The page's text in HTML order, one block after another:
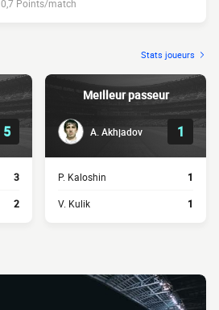
0,7 Points/match
Stats joueurs
5
3
2
Meilleur passeur
A. Akhjadov 1
P. Kaloshin 1
V. Kulik 1